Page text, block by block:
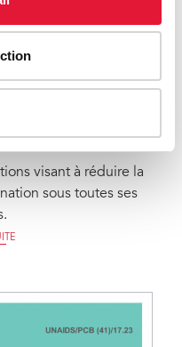
visant à réduire la
sous toutes ses